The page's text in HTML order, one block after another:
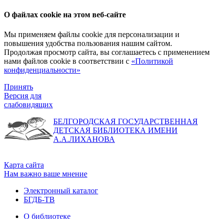
О файлах cookie на этом веб-сайте
Мы применяем файлы cookie для персонализации и
повышения удобства пользования нашим сайтом.
Продолжая просмотр сайта, вы соглашаетесь с применением
нами файлов cookie в соответствии с «Политикой
конфиденциальности»
Принять
Версия для
слабовидящих
БЕЛГОРОДСКАЯ ГОСУДАРСТВЕННАЯ
ДЕТСКАЯ БИБЛИОТЕКА ИМЕНИ
А.А.ЛИХАНОВА
Карта сайта
Нам важно ваше мнение
Электронный каталог
БГДБ-ТВ
О библиотеке